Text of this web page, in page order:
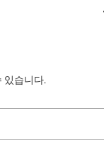
있습니다.